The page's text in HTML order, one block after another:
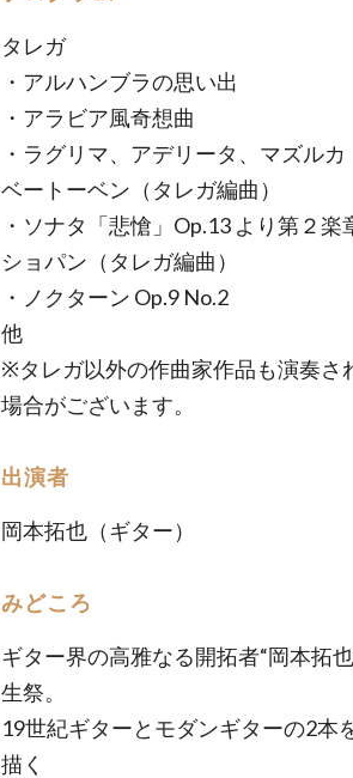
タレガ
・アルハンブラの思い出
・アラビア風奇想曲
・ラグリマ、アデリータ、マズルカ
ベートーベン（タレガ編曲）
・ソナタ「悲愴」Op.13 より第２
ショパン（タレガ編曲）
・ノクターン Op.9 No.2
他
※タレガ以外の作曲家作品も演奏さ
場合がございます。
出演者
岡本拓也（ギター）
みどころ
ギター界の高雅なる開拓者“岡本拓
生祭。
19世紀ギターとモダンギターの2本
描く